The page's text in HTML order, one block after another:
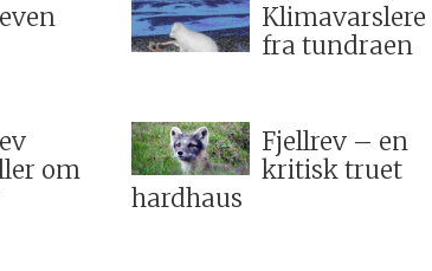
Klimavarslere
fra tundraen
om
Fjellrev – en
kritisk truet
hardhaus